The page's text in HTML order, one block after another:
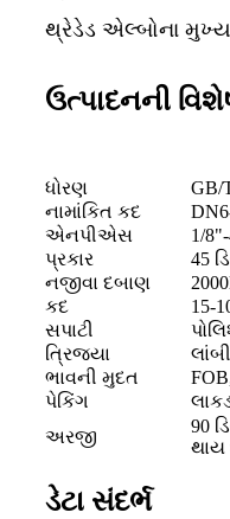
થ્રેડેડ એલ્બોના મુખ્ય
ઉત્પાદનની
ધોરણ
GB/
નામાંકિત કદ
એનપીએસ
1/
પ્રકાર
45
નજીવા દબાણ
કદ
15-
સપાટી
ત્રિજ્યા
ભાવની મુદત
પેકિંગ
અરજી
90
થાય
ડેટા સંદર્ભ